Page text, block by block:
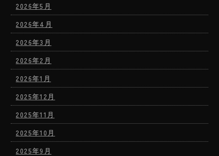
2026年5月
2026年4月
2026年3月
2026年2月
2026年1月
2025年12月
2025年11月
2025年10月
2025年9月